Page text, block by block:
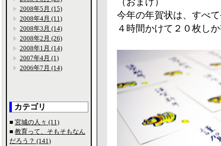
今年の年賀状は、すべ
４時間かけて２０枚し
2008年5月 (15)
2008年4月 (11)
2008年3月 (14)
2008年2月 (26)
2008年1月 (14)
2007年4月 (1)
2006年7月 (14)
カテゴリ
■ 宮城の人々 (11)
■ 教育って、そもそもなん
だろう？ (141)